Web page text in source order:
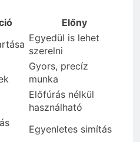
Előny
Egyedül is lehet
szerelni
Gyors, precíz
munka
Előfúrás nélkül
használható
Egyenletes simítás